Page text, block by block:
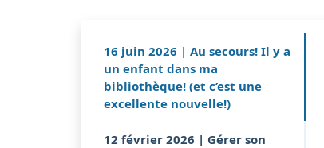
16 juin 2026 | Au secours! Il y a
un enfant dans ma
bibliothèque! (et c’est une
excellente nouvelle!)
12 février 2026 | Gérer son